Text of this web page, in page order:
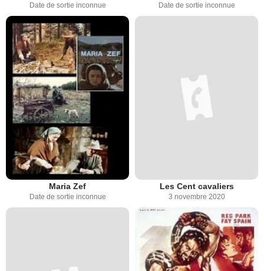
Date de sortie inconnue Date de sortie inconnue
Maria Zef
Date de sortie inconnue
Les Cent cavaliers
3 novembre 2020